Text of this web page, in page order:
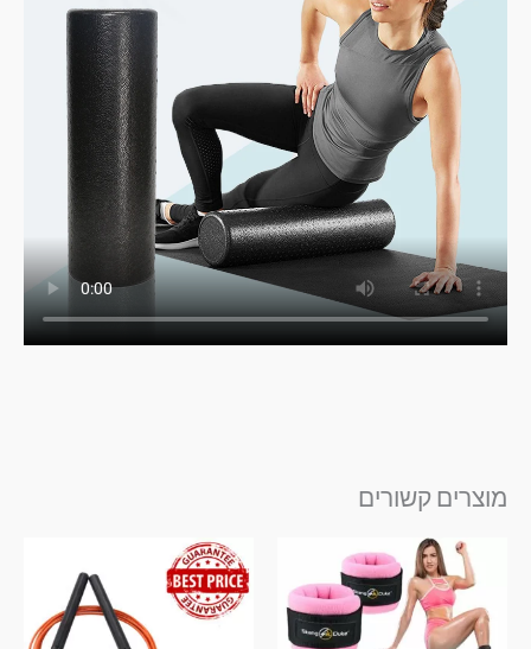
מוצרים קשורים